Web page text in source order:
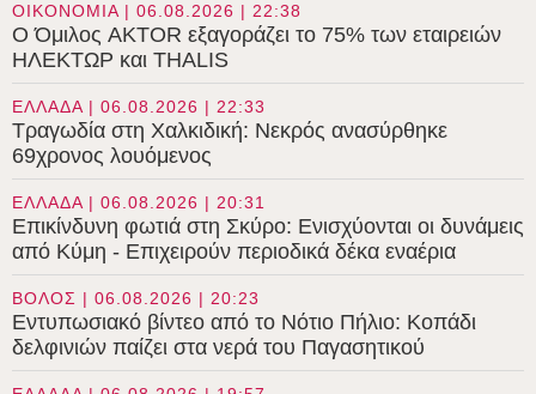
ΟΙΚΟΝΟΜΙΑ | 06.08.2026 | 22:38
Ο Όμιλος AKTOR εξαγοράζει το 75% των εταιρειών
ΗΛΕΚΤΩΡ και THALIS
ΕΛΛΑΔΑ | 06.08.2026 | 22:33
Τραγωδία στη Χαλκιδική: Νεκρός ανασύρθηκε
69χρονος λουόμενος
ΕΛΛΑΔΑ | 06.08.2026 | 20:31
Επικίνδυνη φωτιά στη Σκύρο: Ενισχύονται οι δυνάμεις
από Κύμη - Επιχειρούν περιοδικά δέκα εναέρια
ΒΟΛΟΣ | 06.08.2026 | 20:23
Εντυπωσιακό βίντεο από το Νότιο Πήλιο: Κοπάδι
δελφινιών παίζει στα νερά του Παγασητικού